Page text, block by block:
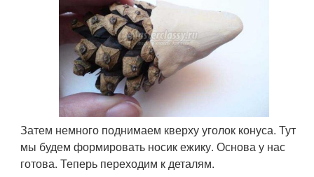
Затем немного поднимаем кверху уголок конуса. Тут
мы будем формировать носик ежику. Основа у нас
готова. Теперь переходим к деталям.